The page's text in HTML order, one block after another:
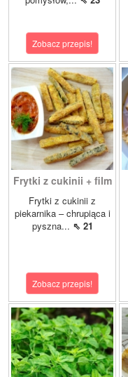
Zobacz przepis!
Frytki z cukinii + film
Frytki z cukinii z
piekarnika – chrupiąca i
pyszna... ⇖ 21
Zobacz przepis!